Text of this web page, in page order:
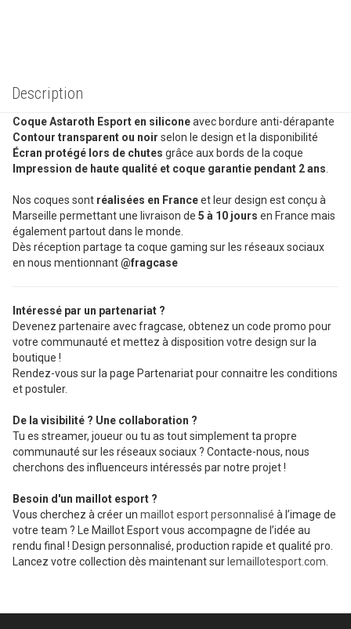
Description
Coque Astaroth Esport en siliconeavec bordure anti-dérapante
Contour transparent ou noir selon le design et la disponibilité
Écran protégé lors de chutes grâce aux bords de la coque
Impression de haute qualité et coque garantie pendant 2 ans
Nos coques sont réalisées en Franceet leur design est conçu à
Marseille permettant une livraison de 5 à 10 jours en France mais
également partout dans le monde.
Dès réception partage ta coque gaming sur les réseaux sociaux
en nous mentionnant@fragcase
Intéressé par un partenariat ?
Devenez partenaire avec fragcase, obtenez un code promo pour
votre communauté et mettez à disposition votre design sur la
boutique !
Rendez-vous sur la page Partenariat pour connaitre les conditions
et postuler.
De la visibilité ? Une collaboration ?
Tu es streamer, joueur ou tu as tout simplement ta propre
communauté sur les réseaux sociaux ? Contacte-nous, nous
cherchons des influenceurs intéressés par notre projet !
Besoin d'un maillot esport ?
Vous cherchez à créer un maillot esport personnalisé à l’image de
votre team ? Le Maillot Esport vous accompagne de l’idée au
rendu final ! Design personnalisé, production rapide et qualité pro.
Lancez votre collection dès maintenant sur lemaillotesport.com